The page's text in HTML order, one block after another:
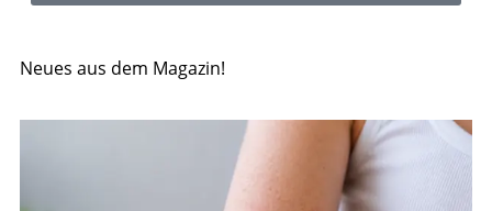
Neues aus dem Magazin!